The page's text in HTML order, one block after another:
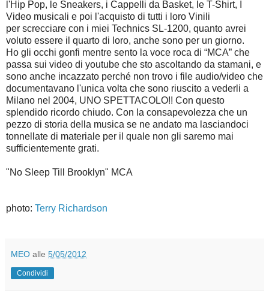
l'Hip Pop, le Sneakers, i Cappelli da Basket, le T-Shirt, I
Video musicali e poi l'acquisto di tutti i loro Vinili
per screcciare con i miei Technics SL-1200, quanto avrei
voluto essere il quarto di loro, anche sono per un giorno.
Ho gli occhi gonfi mentre sento la voce roca di “MCA” che
passa sui video di youtube che sto ascoltando da stamani, e
sono anche incazzato perché non trovo i file audio/video che
documentavano l'unica volta che sono riuscito a vederli a
Milano nel 2004, UNO SPETTACOLO!! Con questo
splendido ricordo chiudo. Con la consapevolezza che un
pezzo di storia della musica se ne andato ma lasciandoci
tonnellate di materiale per il quale non gli saremo mai
sufficientemente grati.
"No Sleep Till Brooklyn" MCA
photo: Terry Richardson
MEO alle 5/05/2012
Condividi